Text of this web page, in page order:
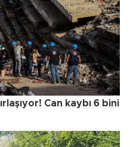
Can kaybı 6 bini